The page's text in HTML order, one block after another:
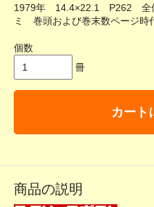
1979年 14.4×22.1 P262 全
ミ 巻頭および巻末数ページ時
個数
冊
カート
商品の説明